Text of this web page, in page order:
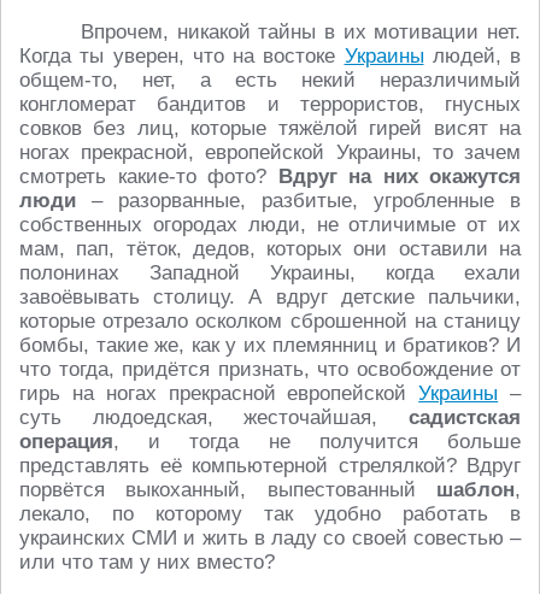
Впрочем, никакой тайны в их мотивации нет.
Когда ты уверен, что на востоке Украины людей, в
общем-то, нет, а есть некий неразличимый
конгломерат бандитов и террористов, гнусных
совков без лиц, которые тяжёлой гирей висят на
ногах прекрасной, европейской Украины, то зачем
смотреть какие-то фото? Вдруг на них окажутся
люди – разорванные, разбитые, угробленные в
собственных огородах люди, не отличимые от их
мам, пап, тёток, дедов, которых они оставили на
полонинах Западной Украины, когда ехали
завоёвывать столицу. А вдруг детские пальчики,
которые отрезало осколком сброшенной на станицу
бомбы, такие же, как у их племянниц и братиков? И
что тогда, придётся признать, что освобождение от
гирь на ногах прекрасной европейскойУкраины –
суть людоедская, жесточайшая, садистская
операция, и тогда не получится больше
представлять её компьютерной стрелялкой? Вдруг
порвётся выкоханный, выпестованный шаблон,
лекало, по которому так удобно работать в
украинских СМИ и жить в ладу со своей совестью –
или что там у них вместо?